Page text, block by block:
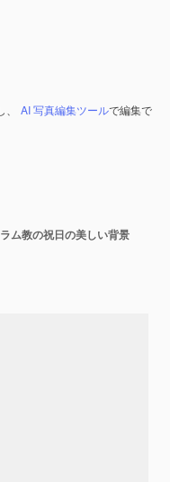
AI 写真編集ツールで編集で
ム教の祝日の美しい背景